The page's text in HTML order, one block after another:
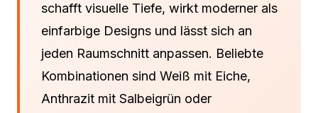
schafft visuelle Tiefe, wirkt moderner als
einfarbige Designs und lässt sich an
jeden Raumschnitt anpassen. Beliebte
Kombinationen sind Weiß mit Eiche,
Anthrazit mit Salbeigrün oder